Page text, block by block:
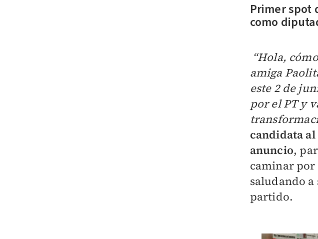
Primer spot
como
“Hola,
amiga
este 2 de
por el PT y
candidata
anuncio,
caminar por
saludando
partido.